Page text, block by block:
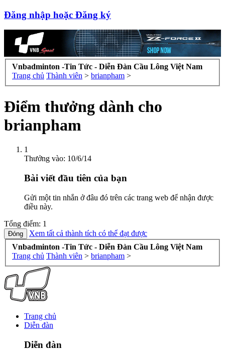
Đăng nhập hoặc Đăng ký
Vnbadminton -Tin Tức - Diễn Đàn Cầu Lông Việt Nam
Trang chủ Thành viên > brianpham >
Điểm thưởng dành cho
brianpham
1
Thưởng vào: 10/6/14
Bài viết đầu tiên của bạn
Gửi một tin nhắn ở đâu đó trên các trang web để nhận được
điều này.
Tổng điểm: 1
Xem tất cả thành tích có thể đạt được
Vnbadminton -Tin Tức - Diễn Đàn Cầu Lông Việt Nam
Trang chủ Thành viên > brianpham >
Trang chủ
Diễn đàn
Diễn đàn